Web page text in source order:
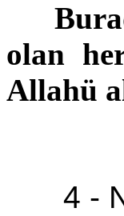
olan
Allahü
4 -